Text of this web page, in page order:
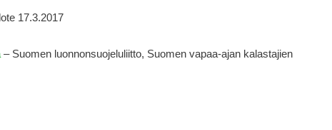
17.3.2017
– Suomen luonnonsuojeluliitto, Suomen vapaa-ajan kalastajien